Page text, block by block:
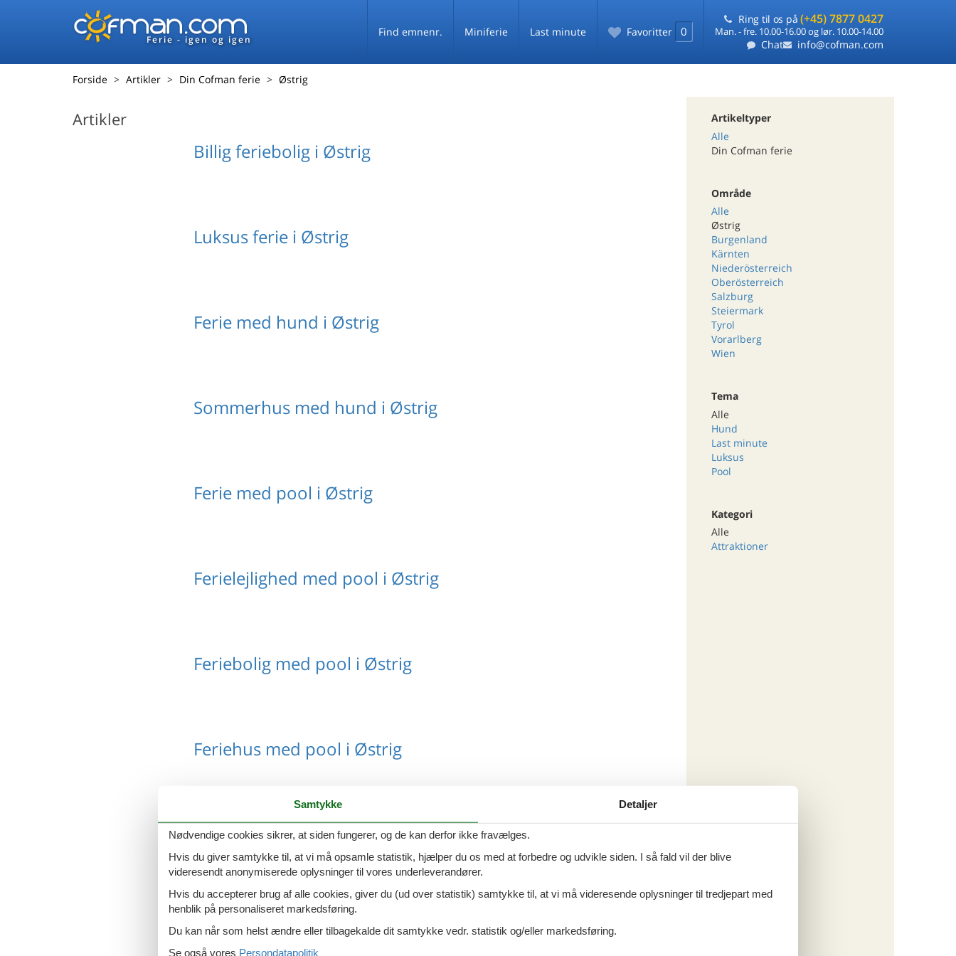
Ferie - igen og igen
Find emnenr. Miniferie Last minute Favoritter 0
Ring til os på (+45) 7877 0427
Man. - fre. 10.00-16.00 og lør. 10.00-14.00
Chat info@cofman.com
Forside Artikler Din Cofman ferie Østrig
Artikler
Billig feriebolig i Østrig
Luksus ferie i Østrig
Ferie med hund i Østrig
Sommerhus med hund i Østrig
Ferie med pool i Østrig
Ferielejlighed med pool i Østrig
Feriebolig med pool i Østrig
Feriehus med pool i Østrig
Sommerhus med pool i Østrig
Last minute sommerhuse Saalbach
Artikeltyper
Alle
Din Cofman ferie
Område
Alle
Østrig
Burgenland
Kärnten
Niederösterreich
Oberösterreich
Salzburg
Steiermark
Tyrol
Vorarlberg
Wien
Tema
Alle
Hund
Last minute
Luksus
Pool
Kategori
Alle
Attraktioner
Samtykke Detaljer
Nødvendige cookies sikrer, at siden fungerer, og de kan derfor ikke fravælges.
Hvis du giver samtykke til, at vi må opsamle statistik, hjælper du os med at forbedre og udvikle siden. I så fald vil der blive
videresendt anonymiserede oplysninger til vores underleverandører.
Hvis du accepterer brug af alle cookies, giver du (ud over statistik) samtykke til, at vi må videresende oplysninger til tredjepart med
henblik på personaliseret markedsføring.
Du kan når som helst ændre eller tilbagekalde dit samtykke vedr. statistik og/eller markedsføring.
Se også vores Persondatapolitik